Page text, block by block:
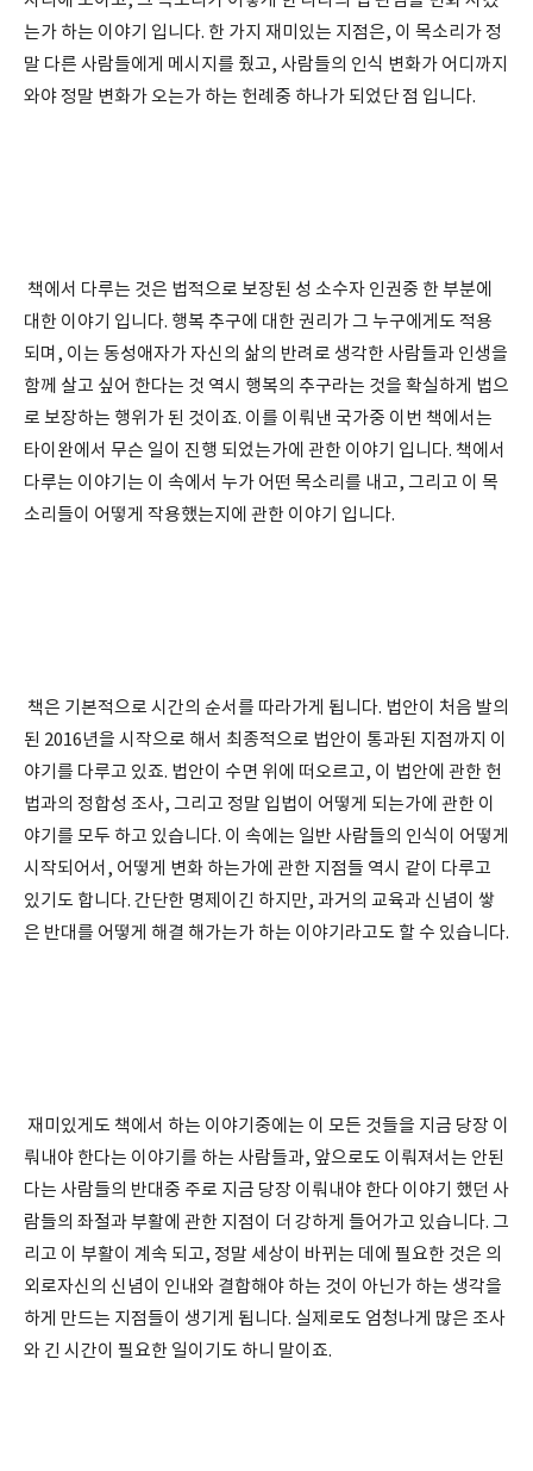
는가 하는 이야기 입니다. 한 가지 재미있는 지점은, 이 목소리가 정
말 다른 사람들에게 메시지를 줬고, 사람들의 인식 변화가 어디까지
와야 정말 변화가 오는가 하는 헌례중 하나가 되었단 점 입니다.
책에서 다루는 것은 법적으로 보장된 성 소수자 인권중 한 부분에
대한 이야기 입니다. 행복 추구에 대한 권리가 그 누구에게도 적용
되며, 이는 동성애자가 자신의 삶의 반려로 생각한 사람들과 인생을
함께 살고 싶어 한다는 것 역시 행복의 추구라는 것을 확실하게 법으
로 보장하는 행위가 된 것이죠. 이를 이뤄낸 국가중 이번 책에서는
타이완에서 무슨 일이 진행 되었는가에 관한 이야기 입니다. 책에서
다루는 이야기는 이 속에서 누가 어떤 목소리를 내고, 그리고 이 목
소리들이 어떻게 작용했는지에 관한 이야기 입니다.
책은 기본적으로 시간의 순서를 따라가게 됩니다. 법안이 처음 발의
된 2016년을 시작으로 해서 최종적으로 법안이 통과된 지점까지 이
야기를 다루고 있죠. 법안이 수면 위에 떠오르고, 이 법안에 관한 헌
법과의 정합성 조사, 그리고 정말 입법이 어떻게 되는가에 관한 이
야기를 모두 하고 있습니다. 이 속에는 일반 사람들의 인식이 어떻게
시작되어서, 어떻게 변화 하는가에 관한 지점들 역시 같이 다루고
있기도 합니다. 간단한 명제이긴 하지만, 과거의 교육과 신념이 쌓
은 반대를 어떻게 해결 해가는가 하는 이야기라고도 할 수 있습니다.
재미있게도 책에서 하는 이야기중에는 이 모든 것들을 지금 당장 이
뤄내야 한다는 이야기를 하는 사람들과, 앞으로도 이뤄져서는 안된
다는 사람들의 반대중 주로 지금 당장 이뤄내야 한다 이야기 했던 사
람들의 좌절과 부활에 관한 지점이 더 강하게 들어가고 있습니다. 그
리고 이 부활이 계속 되고, 정말 세상이 바뀌는 데에 필요한 것은 의
외로자신의 신념이 인내와 결합해야 하는 것이 아닌가 하는 생각을
하게 만드는 지점들이 생기게 됩니다. 실제로도 엄청나게 많은 조사
와 긴 시간이 필요한 일이기도 하니 말이죠.